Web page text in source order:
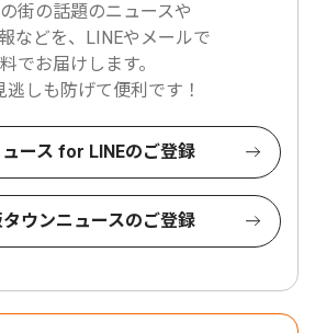
街の話題のニュースや
などを、LINEやメールで
でお届けします。
逃しも防げて便利です！
ース for LINEのご登録
ウンニュースのご登録